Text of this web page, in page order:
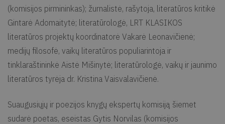
(komisijos pirmininkas); žurnalistė, rašytoja, literatūros kritikė
Gintarė Adomaitytė; literatūrologė, LRT KLASIKOS
literatūros projektų koordinatorė Vakarė Leonavičienė;
medijų filosofė, vaikų literatūros populiarintoja ir
tinklaraštininkė Aistė Mišinytė; literatūrologė, vaikų ir jaunimo
literatūros tyrėja dr. Kristina Vaisvalavičienė.
Suaugusiųjų ir poezijos knygų ekspertų komisiją šiemet
sudarė poetas, eseistas Gytis Norvilas (komisijos